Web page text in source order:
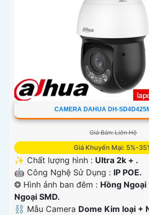
CAMERA DAHUA DH-
Giá Bán: Liên Hệ
Giá Khuyến Mại: 5%-
✨ Chất lượng hình : Ultra 2k + .
🤖️ Công Nghệ Sử Dụng : IP POE.
❂ Hình ảnh ban đêm : Hồng
Ngoại SMD.
⛓ Mẫu Camera Dome Kim loại +